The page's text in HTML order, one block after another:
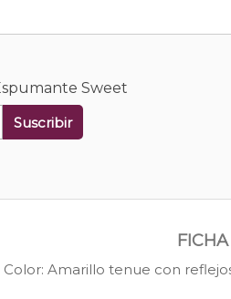
Sweet
Suscribir
Color: Amarillo tenue con